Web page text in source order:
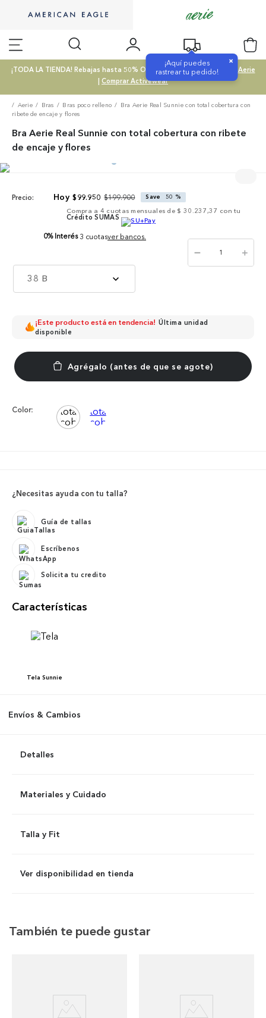
¡Aquí puedes
rastrear tu pedido!
×
¡TODA LA TIENDA! Rebajas hasta 50% OFF |Comprar SALE|Comprar Aerie
| Comprar Activewear
Aerie Bras Bras poco relleno
Bra Aerie Real Sunnie con total cobertura con
ribete de encaje y flores
Bra Aerie Real Sunnie con total cobertura con ribete
de encaje y flores
Precio: $99.950 $199.900 Save 50 %
Compra a 4 cuotas mensuales de $ 30.237,37 con tu
Crédito SUMAS
0% Interés 3 cuotasver bancos.
38 B
＋
－
¡Este producto está en tendencia! Última unidad
disponible
Color:
¿Necesitas ayuda con tu talla?
Guía de tallas
Escríbenos
Solicita tu credito
Características
Tela Sunnie
Envíos & Cambios
Detalles
Materiales y Cuidado
Talla y Fit
Ver disponibilidad en tienda
También te puede gustar